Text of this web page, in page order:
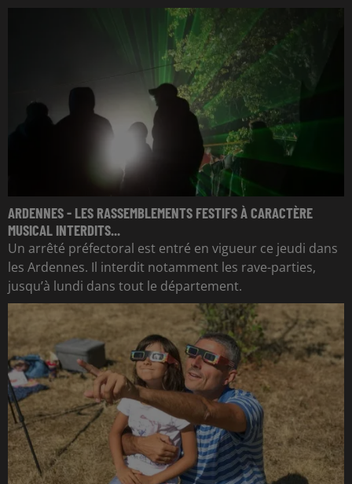
ARDENNES - LES RASSEMBLEMENTS FESTIFS À CARACTÈRE
MUSICAL INTERDITS...
Un arrêté préfectoral est entré en vigueur ce jeudi dans
les Ardennes. Il interdit notamment les rave-parties,
jusqu’à lundi dans tout le département.